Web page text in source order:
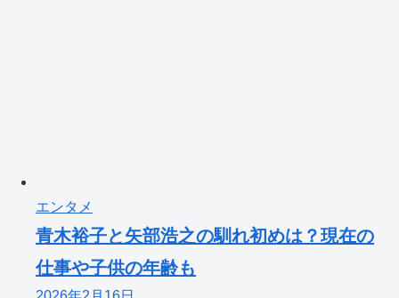
エンタメ
青木裕子と矢部浩之の馴れ初めは？現在の
仕事や子供の年齢も